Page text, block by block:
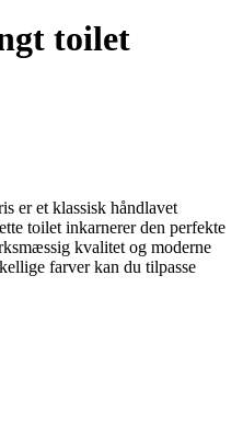
toilet
er et klassisk håndlavet
toilet inkarnerer den perfekte
kvalitet og moderne
farver kan du tilpasse